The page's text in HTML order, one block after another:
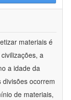
materiais é
a
a idade da
ocorrem
de materiais,